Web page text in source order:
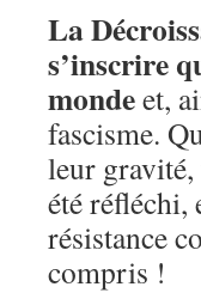
La
s’inscrire
mondeet,
fascisme.
leur gravité,
été réfléchi,
résistance
compris !